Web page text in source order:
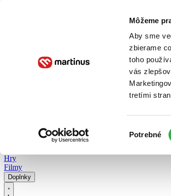
Môžeme
Aby sme
zbierame
toho
vás
tretími
súhlasu
Potrebné
Poukážky
Hry
Filmy
Doplnky